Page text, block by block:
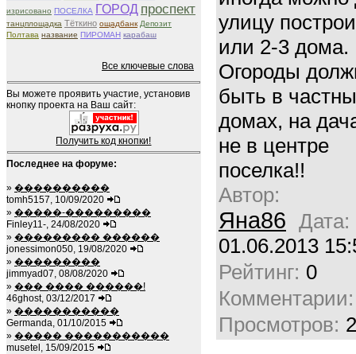
изрисовано ПОСЕЛКА ГОРОД проспект
танцплощадка Тёткино ощадбанк Депозит
Полтава название ПИРОМАН карабаш
Все ключевые слова
Вы можете проявить участие, установив
кнопку проекта на Ваш сайт:
Получить код кнопки!
Последнее на форуме:
» ����������
tomh5157, 10/09/2020
» �����-���������
Finley11-, 24/08/2020
» ��������� ������
jonessimon050, 19/08/2020
» ���������
jimmyad07, 08/08/2020
» ��� ���� ������!
46ghost, 03/12/2017
» �����������
Germanda, 01/10/2015
» ����� �����������
musetel, 15/09/2015
улицу
или 2-3 дома.
Огороды
быть в
домах, на
не в центре
поселка!!
Автор:
Яна86 Дата:
01.06.2013
Рейтинг: 0
Комментарии:
Просмотров: